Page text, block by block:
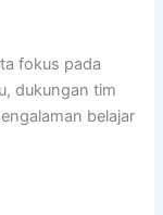
fokus pada
dukungan tim
belajar